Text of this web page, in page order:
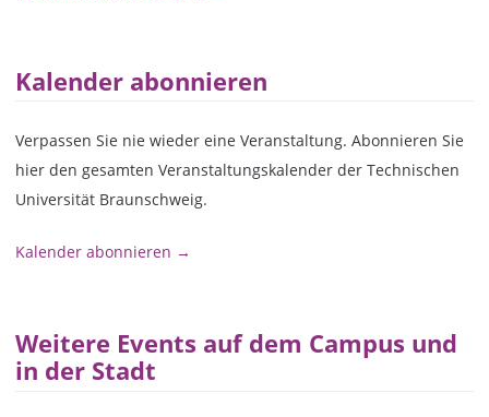
Kalender abonnieren
Verpassen Sie nie wieder eine Veranstaltung. Abonnieren Sie
hier den gesamten Veranstaltungskalender der Technischen
Universität Braunschweig.
Kalender abonnieren →
Weitere Events auf dem Campus und
in der Stadt